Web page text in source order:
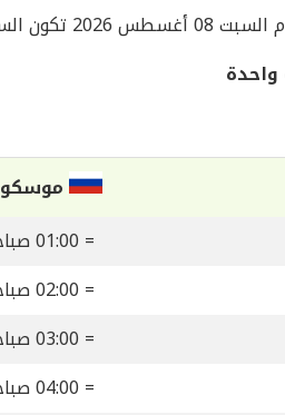
2026 تكون الساعة في موسكو
موسكو
= 01:00 صباحاً
= 02:00 صباحاً
= 03:00 صباحاً
= 04:00 صباحاً